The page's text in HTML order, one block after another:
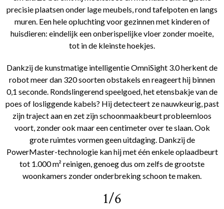
precisie plaatsen onder lage meubels, rond tafelpoten en langs
muren. Een hele opluchting voor gezinnen met kinderen of
huisdieren: eindelijk een onberispelijke vloer zonder moeite,
tot in de kleinste hoekjes.
Dankzij de kunstmatige intelligentie OmniSight 3.0 herkent de
robot meer dan 320 soorten obstakels en reageert hij binnen
0,1 seconde. Rondslingerend speelgoed, het etensbakje van de
poes of losliggende kabels? Hij detecteert ze nauwkeurig, past
zijn traject aan en zet zijn schoonmaakbeurt probleemloos
voort, zonder ook maar een centimeter over te slaan. Ook
grote ruimtes vormen geen uitdaging. Dankzij de
PowerMaster-technologie kan hij met één enkele oplaadbeurt
tot 1.000 m² reinigen, genoeg dus om zelfs de grootste
woonkamers zonder onderbreking schoon te maken.
1/6